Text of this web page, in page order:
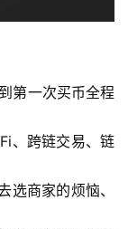
第一次买币全程
、跨链交易、链
选商家的烦恼、